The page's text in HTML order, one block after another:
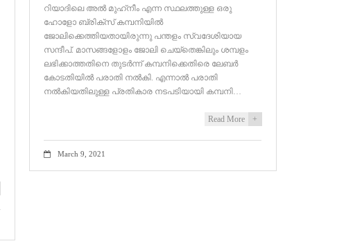
റിയാദിലെ അൽ മുഹ്‌നീം എന്ന സ്ഥലത്തുള്ള ഒരു
ഹോളോ ബ്രിക്സ് കമ്പനിയിൽ
ജോലിക്കെത്തിയതായിരുന്നു പന്തളം സ്വദേശിയായ
സന്ദീപ്. മാസങ്ങളോളം ജോലി ചെയ്‌തെങ്കിലും ശമ്പളം
ലഭിക്കാത്തതിനെ തുടർന്ന് കമ്പനിക്കെതിരെ ലേബർ
കോടതിയിൽ പരാതി നൽകി. എന്നാൽ പരാതി
നൽകിയതിലുള്ള പ്രതികാര നടപടിയായി കമ്പനി…
Read More +
March 9, 2021